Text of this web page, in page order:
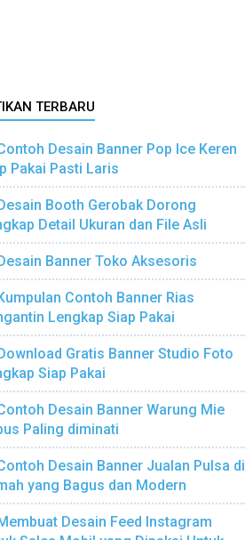
TERBARU
Desain Banner Pop Ice Keren
Pakai Pasti Laris
Booth Gerobak Dorong
Detail Ukuran dan File Asli
Banner Toko Aksesoris
Contoh Banner Rias
Lengkap Siap Pakai
Gratis Banner Studio Foto
Siap Pakai
Desain Banner Warung Mie
Paling diminati
Desain Banner Jualan Pulsa di
yang Bagus dan Modern
Desain Feed Instagram